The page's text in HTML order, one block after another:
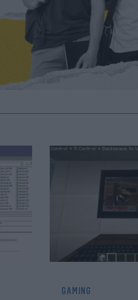
GAMING